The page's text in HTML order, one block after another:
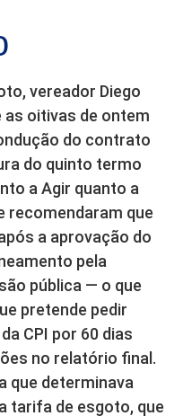
vereador Diego
as oitivas de ontem
do contrato
do quinto termo
a Agir quanto a
recomendaram que
a aprovação do
pela
pública — o que
pretende pedir
CPI por 60 dias
no relatório final.
que determinava
tarifa de esgoto, que